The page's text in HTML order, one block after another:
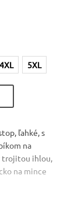
4XL 5XL
ľahké, s
na
trojitou ihlou,
na mince
Bočné